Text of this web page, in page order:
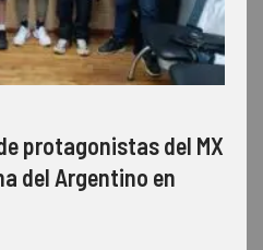
protagonistas del MX
del Argentino en